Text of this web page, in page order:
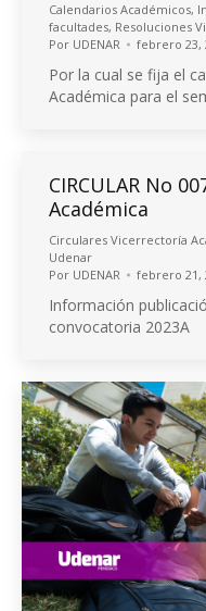
Calendarios Académicos,
facultades, Resoluciones
Por UDENAR febrero 23,
Por la cual se fija el
Académica para el
CIRCULAR No
Académica
Circulares Vicerrectoría
Udenar
Por UDENAR febrero 21,
Información
convocatoria 2023A